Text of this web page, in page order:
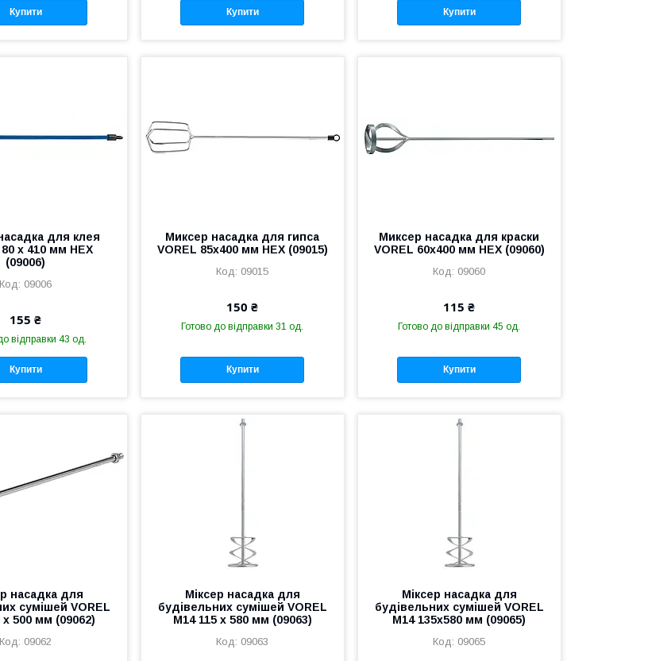
Купити Купити Купити
для клея
x 410 мм HEX
(09006)
09006
155 ₴
відправки 43 од.
Купити
Миксер насадка для гипса
VOREL 85x400 мм HEX (09015)
09015
150 ₴
Готово до відправки 31 од.
Купити
Миксер насадка для краски
VOREL 60x400 мм HEX (09060)
09060
115 ₴
Готово до відправки 45 од.
Купити
насадка для
сумішей VOREL
х 500 мм (09062)
09062
Міксер насадка для
будівельних сумішей VOREL
М14 115 x 580 мм (09063)
09063
Міксер насадка для
будівельних сумішей VOREL
М14 135x580 мм (09065)
09065